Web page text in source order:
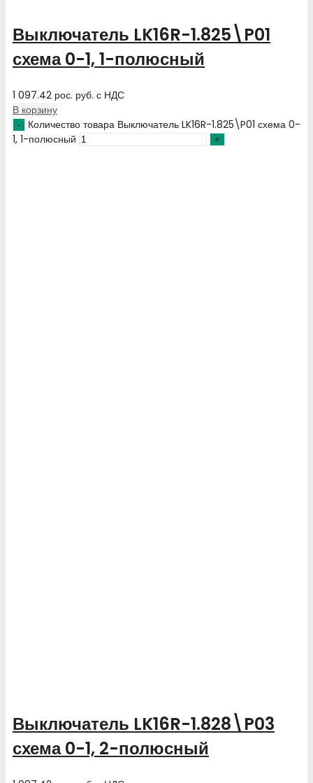
Выключатель LK16R-1.825\P01
схема 0-1, 1-полюсный
1 097.42 рос. руб. с НДС
В корзину
Количество товара Выключатель LK16R-1.825\P01 схема 0-
1, 1-полюсный
Выключатель LK16R-1.828\P03
схема 0-1, 2-полюсный